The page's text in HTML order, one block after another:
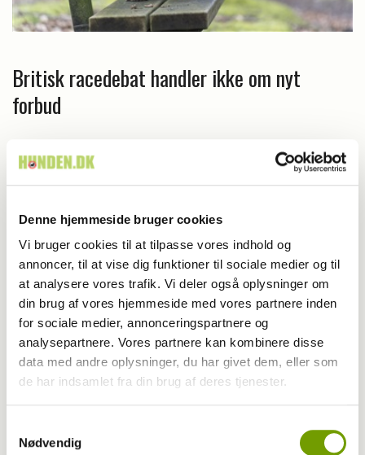
Denne hjemmeside bruger cookies
Vi bruger cookies til at tilpasse vores indhold og
annoncer, til at vise dig funktioner til sociale medier og til
at analysere vores trafik. Vi deler også oplysninger om
din brug af vores hjemmeside med vores partnere inden
for sociale medier, annonceringspartnere og
analysepartnere. Vores partnere kan kombinere disse
data med andre oplysninger, du har givet dem, eller som
de har indsamlet fra din brug af deres tjenester.
Nødvendig
Britisk racedebat handler ikke om nyt
forbud
Adfærd